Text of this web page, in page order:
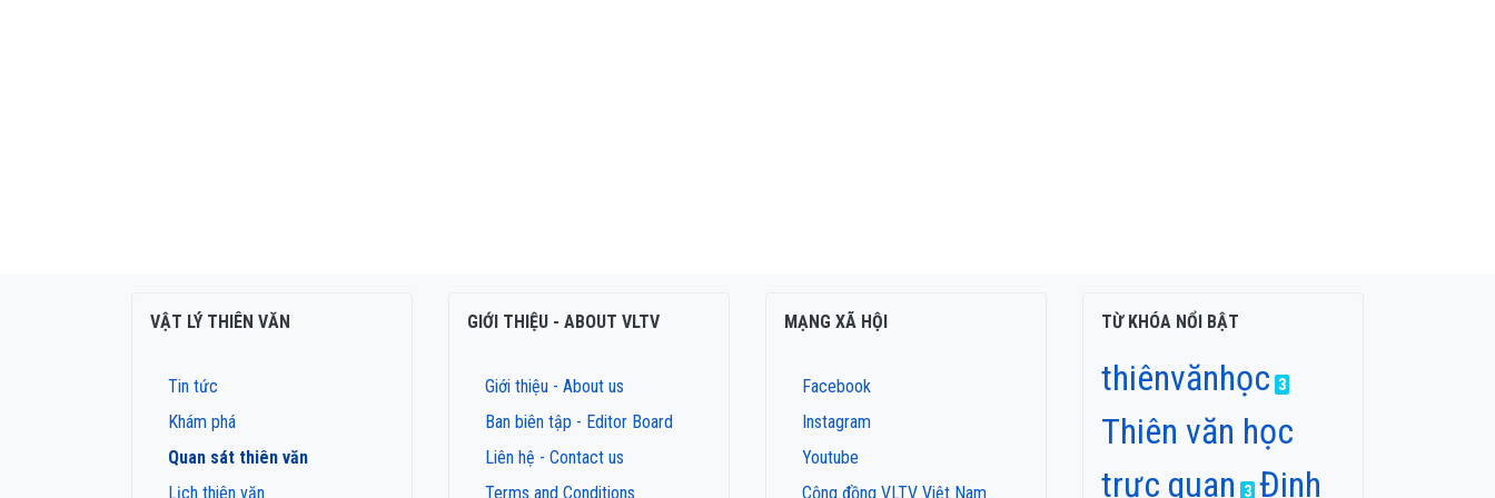
VẬT LÝ THIÊN VĂN
Tin tức
Khám phá
Quan sát thiên văn
Lịch thiên văn
GIỚI THIỆU - ABOUT VLTV
Giới thiệu - About us
Ban biên tập - Editor Board
Liên hệ - Contact us
Terms and Conditions
MẠNG XÃ HỘI
Facebook
Instagram
Youtube
Cộng đồng VLTV Việt Nam
TỪ KHÓA NỔI BẬT
thiênvănhọc 3
Thiên văn học
trực quan
3 Đinh